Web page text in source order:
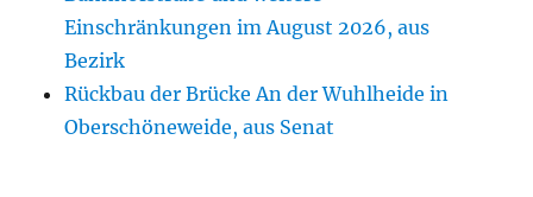
Einschränkungen im August 2026, aus
Bezirk
Rückbau der Brücke An der Wuhlheide in
Oberschöneweide, aus Senat